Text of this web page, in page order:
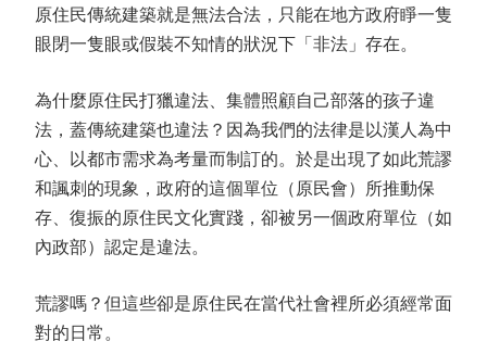
原住民傳統建築就是無法合法，只能在地方政府睜一隻
眼閉一隻眼或假裝不知情的狀況下「非法」存在。
為什麼原住民打獵違法、集體照顧自己部落的孩子違
法，蓋傳統建築也違法？因為我們的法律是以漢人為中
心、以都市需求為考量而制訂的。於是出現了如此荒謬
和諷刺的現象，政府的這個單位（原民會）所推動保
存、復振的原住民文化實踐，卻被另一個政府單位（如
內政部）認定是違法。
荒謬嗎？但這些卻是原住民在當代社會裡所必須經常面
對的日常。